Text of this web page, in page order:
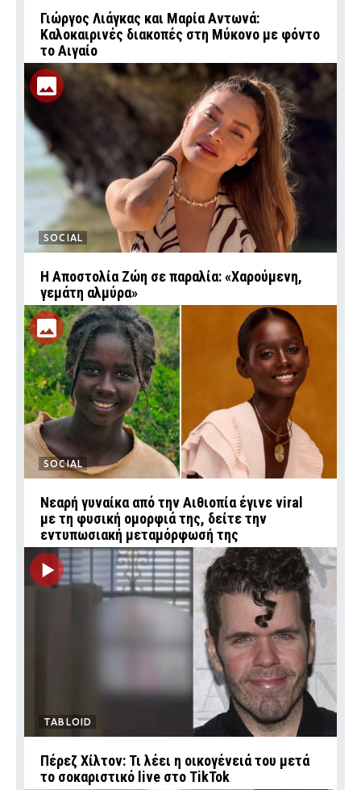
Γιώργος Λιάγκας και Μαρία Αντωνά:
Καλοκαιρινές διακοπές στη Μύκονο με φόντο
το Αιγαίο
SOCIAL
Η Αποστολία Ζώη σε παραλία: «Χαρούμενη,
γεμάτη αλμύρα»
SOCIAL
Νεαρή γυναίκα από την Αιθιοπία έγινε viral
με τη φυσική ομορφιά της, δείτε την
εντυπωσιακή μεταμόρφωσή της
TABLOID
Πέρεζ Χίλτον: Τι λέει η οικογένειά του μετά
το σοκαριστικό live στο TikTok